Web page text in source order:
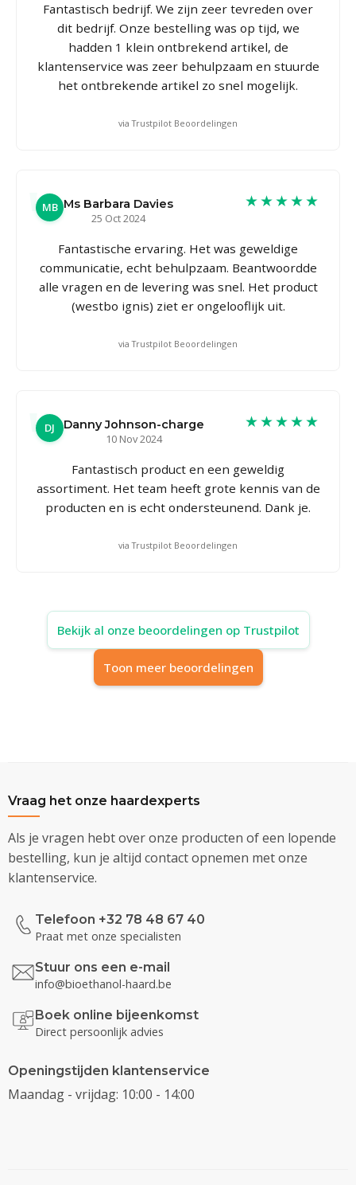
Fantastisch bedrijf. We zijn zeer tevreden over
dit bedrijf. Onze bestelling was op tijd, we
hadden 1 klein ontbrekend artikel, de
klantenservice was zeer behulpzaam en stuurde
het ontbrekende artikel zo snel mogelijk.
via Trustpilot Beoordelingen
MB Ms Barbara Davies
25 Oct 2024
★★★★★
Fantastische ervaring. Het was geweldige
communicatie, echt behulpzaam. Beantwoordde
alle vragen en de levering was snel. Het product
(westbo ignis) ziet er ongelooflijk uit.
via Trustpilot Beoordelingen
DJ
Danny Johnson-charge
10 Nov 2024
★★★★★
Fantastisch product en een geweldig
assortiment. Het team heeft grote kennis van de
producten en is echt ondersteunend. Dank je.
via Trustpilot Beoordelingen
Bekijk al onze beoordelingen op Trustpilot
Toon meer beoordelingen
Vraag het onze haardexperts
Als je vragen hebt over onze producten of een lopende
bestelling, kun je altijd contact opnemen met onze
klantenservice.
Telefoon +32 78 48 67 40
Praat met onze specialisten
Stuur ons een e-mail
info@bioethanol-haard.be
Boek online bijeenkomst
Direct persoonlijk advies
Openingstijden klantenservice
Maandag - vrijdag: 10:00 - 14:00